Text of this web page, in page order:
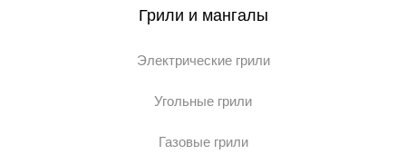
Грили и мангалы
Электрические грили
Угольные грили
Газовые грили